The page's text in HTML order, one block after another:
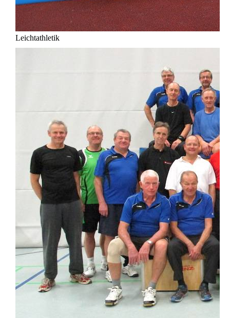
Leichtathletik